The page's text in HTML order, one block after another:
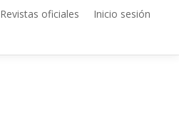
Revistas oficiales Inicio sesión